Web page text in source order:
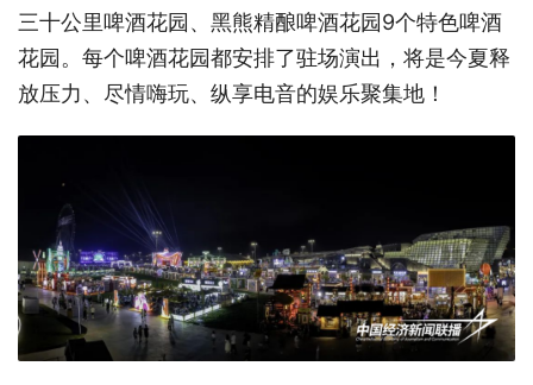
三十公里啤酒花园、黑熊精酿啤酒花园9个特色啤酒
花园。每个啤酒花园都安排了驻场演出，将是今夏释
放压力、尽情嗨玩、纵享电音的娱乐聚集地！